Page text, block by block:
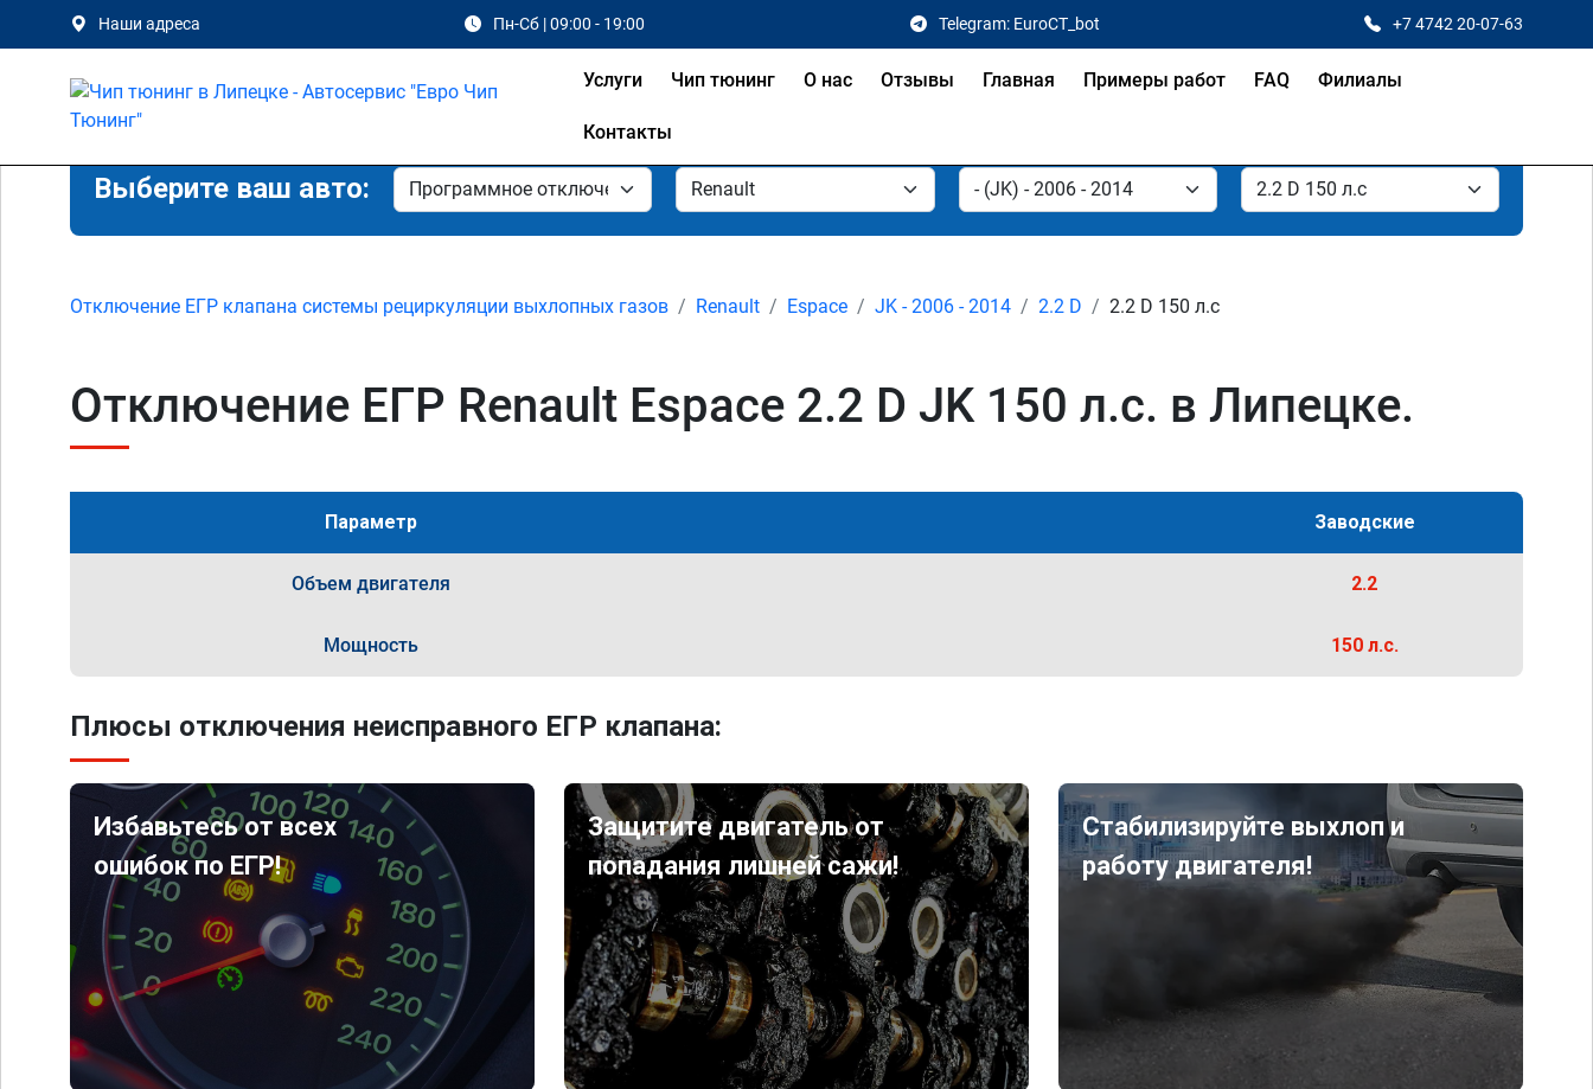
Наши адреса Пн-Сб | 09:00 - 19:00 Telegram: EuroCT_bot +7 4742 20-07-63
Услуги Чип тюнинг О нас Отзывы Главная Примеры работ FAQ Филиалы
Контакты
Выберите ваш авто:
Отключение ЕГР клапана системы рециркуляции выхлопных газов Renault Espace JK - 2006 - 2014 2.2 D 2.2 D 150 л.с
Отключение ЕГР Renault Espace 2.2 D JK 150 л.с. в Липецке.
Параметр Заводские
Объем двигателя 2.2
Мощность 150 л.с.
Плюсы отключения неисправного ЕГР клапана:
Избавьтесь от всех
ошибок по ЕГР!
Защитите двигатель от
попадания лишней сажи!
Стабилизируйте выхлоп и
работу двигателя!